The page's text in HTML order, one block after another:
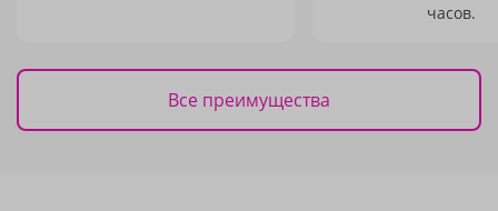
часов.
Все преимущества